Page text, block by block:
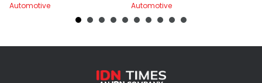
Automotive
Automotive